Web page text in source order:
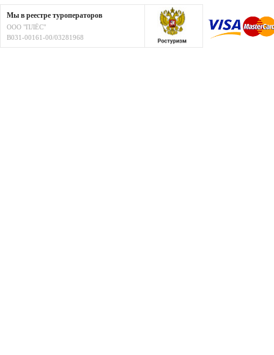
Мы в реестре туроператоров
ООО "ПЛЁС"
В031-00161-00/03281968